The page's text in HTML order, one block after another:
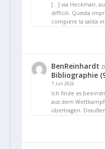
[…] via Heckmair,
difficili. Questa
compiere la salita in
BenReinhardt
Bibliographie
7. Juli 2026
Ich finde es
aus dem
übertragen.